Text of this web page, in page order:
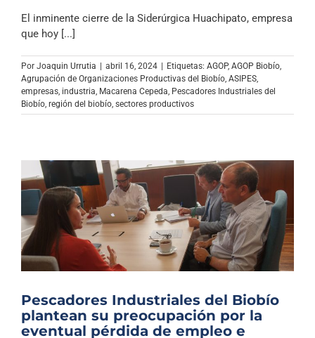
El inminente cierre de la Siderúrgica Huachipato, empresa
que hoy [...]
Por Joaquin Urrutia | abril 16, 2024 | Etiquetas: AGOP, AGOP Biobío
Agrupación de Organizaciones Productivas del Biobío ASIPES
empresas industria Macarena Cepeda Pescadores Industriales del
Biobío región del biobío sectores productivos
Pescadores Industriales del Biobío
plantean su preocupación por la
eventual pérdida de empleo e